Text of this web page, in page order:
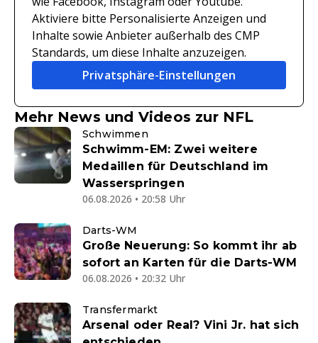
Aktiviere bitte Personalisierte Anzeigen und
Inhalte sowie Anbieter außerhalb des CMP
Standards, um diese Inhalte anzuzeigen.
Privatsphäre-Einstellungen
Mehr News und Videos zur NFL
Schwimmen
Schwimm-EM: Zwei weitere
Medaillen für Deutschland im
Wasserspringen
06.08.2026 • 20:58 Uhr
Darts-WM
Große Neuerung: So kommt ihr ab
sofort an Karten für die Darts-WM
06.08.2026 • 20:32 Uhr
Transfermarkt
Arsenal oder Real? Vini Jr. hat sich